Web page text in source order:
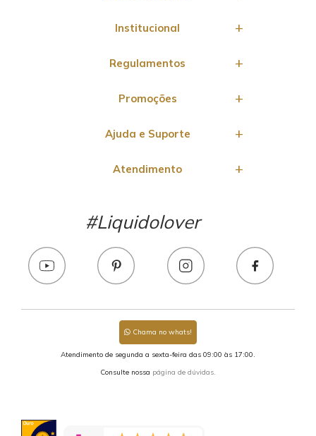
Institucional
Regulamentos
Promoções
Ajuda e Suporte
Atendimento
#Liquidolover
Chama no whats!
Atendimento de segunda a sexta-feira das 09:00 às 17:00.
Consulte nossa página de dúvidas.